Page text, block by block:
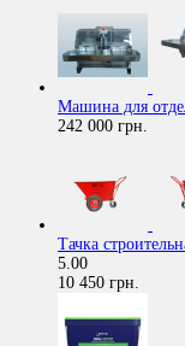
Машина для
242 000 грн.
Тачка
5.00
10 450 грн.